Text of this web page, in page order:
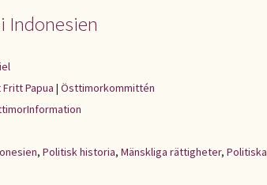
Indonesien
Papua | Östtimorkommittén
, Politisk historia, Mänskliga rättigheter,